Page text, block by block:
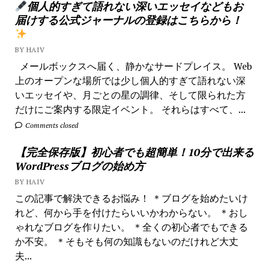
個人的すぎて語れない深いエッセイなどもお
届けする公式ジャーナルの登録はこちらから！
BY HAIV
メールボックスへ届く、静かなサードプレイス。 Web
上のオープンな場所では少し個人的すぎて語れない深
いエッセイや、月ごとの星の調律、そして限られた方
だけにご案内する限定イベント。 それらはすべて、...
Comments closed
【完全保存版】初心者でも超簡単！10分で出来る
WordPressブログの始め方
BY HAIV
この記事で解決できるお悩み！ ＊ブログを始めたいけ
れど、何から手を付けたらいいかわからない。 ＊おし
ゃれなブログを作りたい。 ＊全くの初心者でもできる
か不安。 ＊そもそも何の知識もないのだけれど大丈
夫...